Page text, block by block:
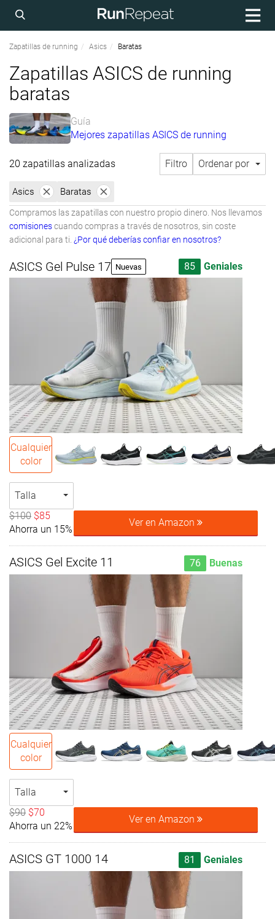
Zapatillas de running Asics Baratas
Zapatillas ASICS de running
baratas
Guía
Mejores zapatillas ASICS de running
20 zapatillas analizadas Filtro Ordenar por
Asics Baratas
Compramos las zapatillas con nuestro propio dinero. Nos llevamos
comisionescuando compras a través de nosotros, sin coste
adicional para ti. ¿Por qué deberías confiar en nosotros?
ASICS Gel Pulse 17 Nuevas 85 Geniales
Cualquier
color
Talla
$100 $85
Ahorra un 15%
Ver en Amazon
ASICS Gel Excite 11 76 Buenas
Cualquier
color
Talla
$90 $70
Ahorra un 22%
Ver en Amazon
ASICS GT 1000 14 81 Geniales